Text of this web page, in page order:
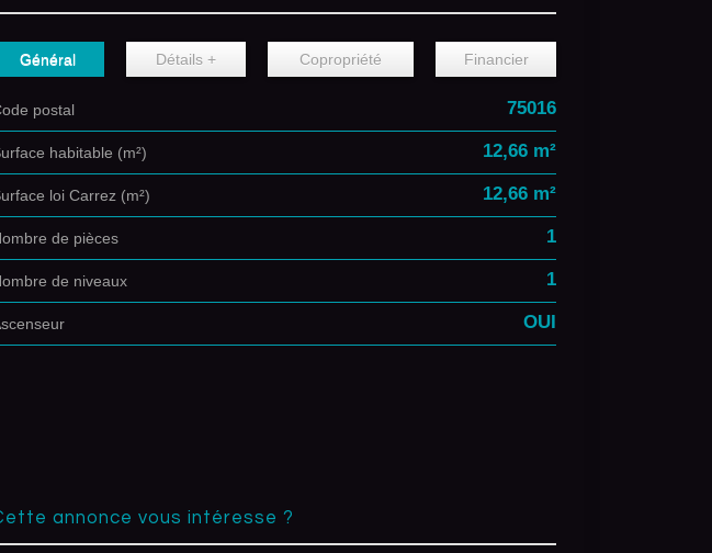
Général Détails + Copropriété Financier
Code postal 75016
Surface habitable (m²) 12,66 m²
Surface loi Carrez (m²) 12,66 m²
Nombre de pièces 1
Nombre de niveaux 1
Ascenseur OUI
cette annonce vous intéresse ?